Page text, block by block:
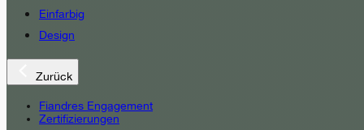
Einfarbig
Design
Zurück
Fiandres Engagement
Zertifizierungen